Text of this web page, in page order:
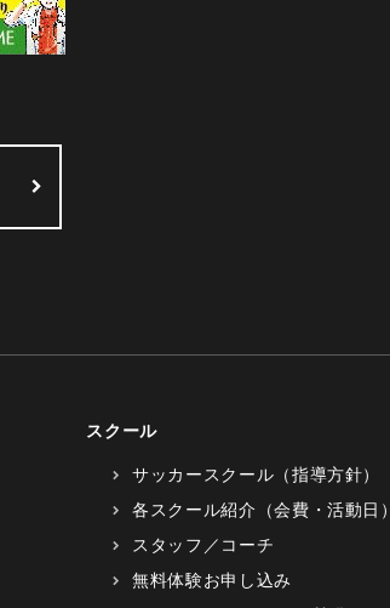
スクール
サッカースクール（指導方針）
各スクール紹介（会費・活動日）
スタッフ／コーチ
無料体験お申し込み